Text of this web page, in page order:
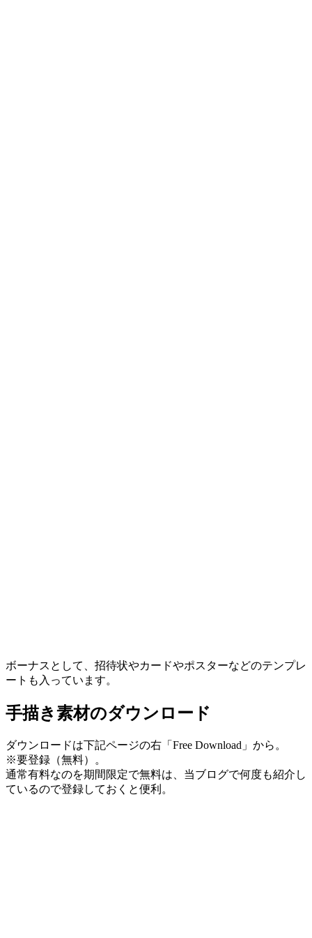
ボーナスとして、招待状やカードやポスターなどのテンプレ
ートも入っています。
手描き素材のダウンロード
ダウンロードは下記ページの右「Free Download」から。
※要登録（無料）。
通常有料なのを期間限定で無料は、当ブログで何度も紹介し
ているので登録しておくと便利。